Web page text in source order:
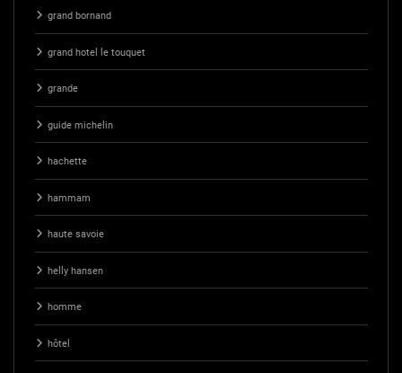
grand bornand
grand hotel le touquet
grande
guide michelin
hachette
hammam
haute savoie
helly hansen
homme
hôtel